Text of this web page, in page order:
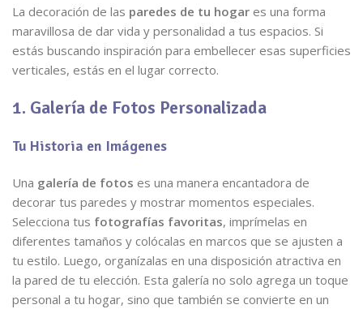
La decoración de las paredes de tu hogar es una forma
maravillosa de dar vida y personalidad a tus espacios. Si
estás buscando inspiración para embellecer esas superficies
verticales, estás en el lugar correcto.
1. Galería de Fotos Personalizada
Tu Historia en Imágenes
Una galería de fotos es una manera encantadora de
decorar tus paredes y mostrar momentos especiales.
Selecciona tus fotografías favoritas, imprímelas en
diferentes tamaños y colócalas en marcos que se ajusten a
tu estilo. Luego, organízalas en una disposición atractiva en
la pared de tu elección. Esta galería no solo agrega un toque
personal a tu hogar, sino que también se convierte en un